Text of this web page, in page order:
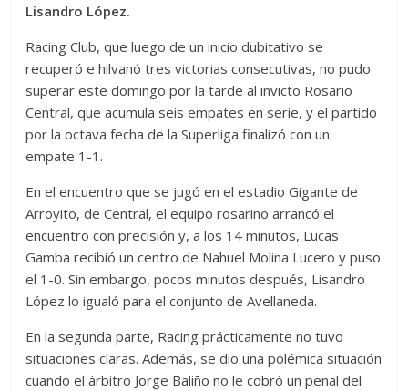
Lisandro López.
Racing Club, que luego de un inicio dubitativo se
recuperó e hilvanó tres victorias consecutivas, no pudo
superar este domingo por la tarde al invicto Rosario
Central, que acumula seis empates en serie, y el partido
por la octava fecha de la Superliga finalizó con un
empate 1-1.
En el encuentro que se jugó en el estadio Gigante de
Arroyito, de Central, el equipo rosarino arrancó el
encuentro con precisión y, a los 14 minutos, Lucas
Gamba recibió un centro de Nahuel Molina Lucero y puso
el 1-0. Sin embargo, pocos minutos después, Lisandro
López lo igualó para el conjunto de Avellaneda.
En la segunda parte, Racing prácticamente no tuvo
situaciones claras. Además, se dio una polémica situación
cuando el árbitro Jorge Baliño no le cobró un penal del